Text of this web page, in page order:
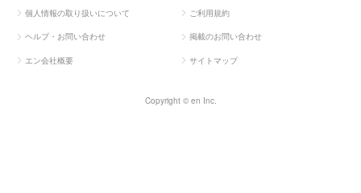
個人情報の取り扱いについて ご利用規約
ヘルプ・お問い合わせ 掲載のお問い合わせ
エン会社概要 サイトマップ
Copyright © en Inc.